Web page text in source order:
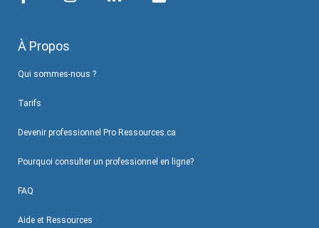
À Propos
Qui sommes-nous ?
Tarifs
Devenir professionnel Pro Ressources.ca
Pourquoi consulter un professionnel en ligne?
FAQ
Aide et Ressources